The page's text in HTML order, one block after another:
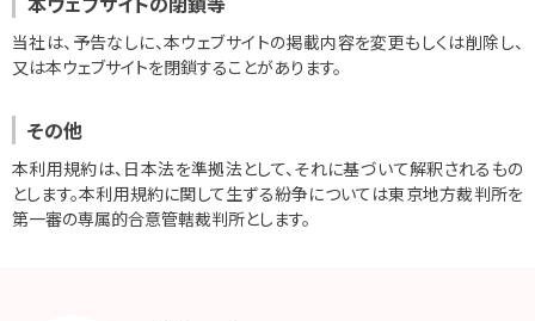
当社は、予告なしに、本ウェブサイトの掲載内容を変更もしくは削除し、
又は本ウェブサイトを閉鎖することがあります。
その他
本利用規約は、日本法を準拠法として、それに基づいて解釈されるもの
とします。本利用規約に関して生ずる紛争については東京地方裁判所を
第一審の専属的合意管轄裁判所とします。